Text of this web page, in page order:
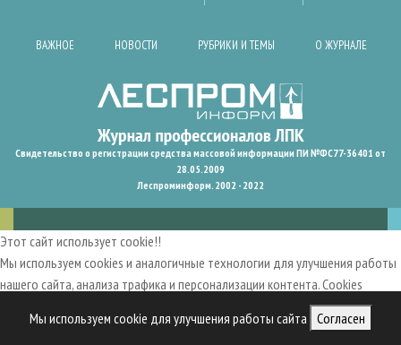
Мы используем cookie для улучшения работы сайта Согласен
ВАЖНОЕ НОВОСТИ РУБРИКИ И ТЕМЫ О ЖУРНАЛЕ
Свидетельство о регистрации средства массовой информации ПИ №ФС77-36401 от
28.05.2009
Леспроминформ. 2002 - 2022
Этот сайт использует cookie!!
Мы используем cookies и аналогичные технологии для улучшения работы
нашего сайта, анализа трафика и персонализации контента. Cookies
пользовательский опыт